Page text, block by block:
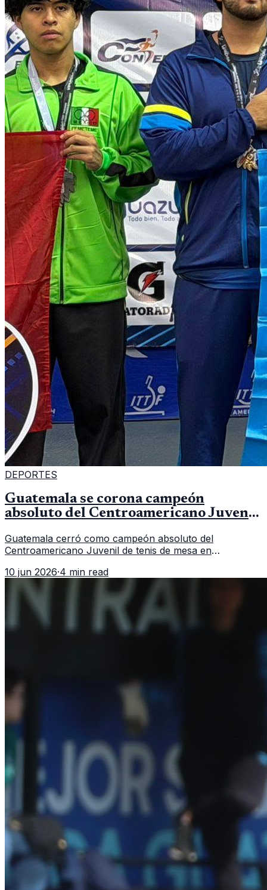
DEPORTES
Guatemala se corona campeón
absoluto del Centroamericano Juvenil
Guatemala cerró como campeón absoluto del
Centroamericano Juvenil de tenis de mesa en
cobertura oficial difundida por CDAG.
10 jun 2026·4 min read